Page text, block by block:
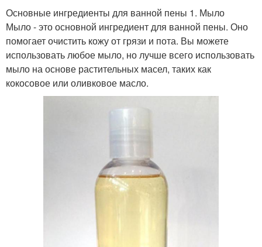
Основные ингредиенты для ванной пены 1. Мыло
Мыло - это основной ингредиент для ванной пены. Оно
помогает очистить кожу от грязи и пота. Вы можете
использовать любое мыло, но лучше всего использовать
мыло на основе растительных масел, таких как
кокосовое или оливковое масло.